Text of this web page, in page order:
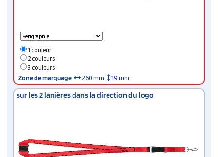
1 couleur
2 couleurs
3 couleurs
Zone de marquage: 260 mm 19 mm
sur les 2 lanières dans la direction du logo